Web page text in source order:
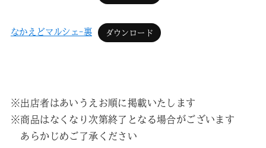
なかえどマルシェ-裏 ダウンロード
※出店者はあいうえお順に掲載いたします
※商品はなくなり次第終了となる場合がございます
あらかじめご了承ください